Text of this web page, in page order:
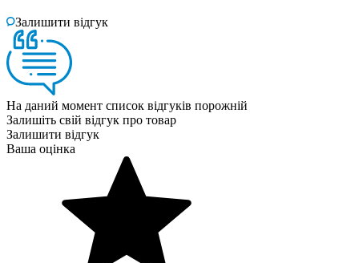
Залишити відгук
На даний момент список відгуків порожній
Залишіть свій відгук про товар
Залишити відгук
Ваша оцінка